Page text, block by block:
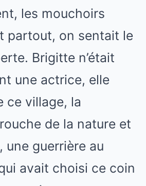
les mouchoirs
partout, on sentait le
Brigitte n’était
une actrice, elle
ce village, la
de la nature et
une guerrière au
avait choisi ce coin